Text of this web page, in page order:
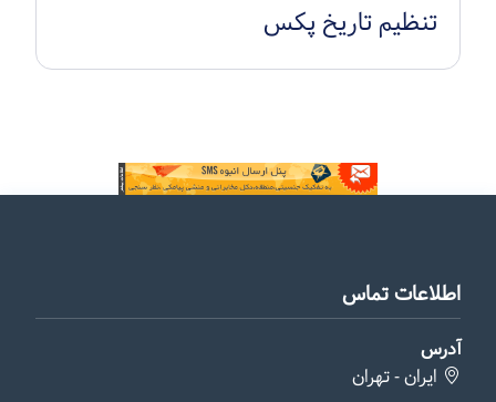
تنظیم تاریخ پکس
اطلاعات تماس
آدرس
ایران - تهران